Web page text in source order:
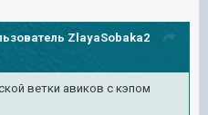
ZlayaSobaka2
ветки авиков с кэпом